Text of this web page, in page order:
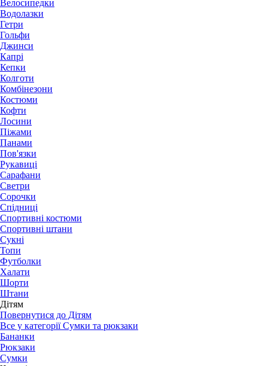
Велосипедки
Водолазки
Гетри
Гольфи
Джинси
Капрі
Кепки
Колготи
Комбінезони
Костюми
Кофти
Лосини
Піжами
Панами
Пов'язки
Рукавиці
Сарафани
Светри
Сорочки
Спідниці
Спортивні костюми
Спортивні штани
Сукні
Топи
Футболки
Халати
Шорти
Штани
Дітям
Повернутися до Дітям
Все у категорії Сумки та рюкзаки
Бананки
Рюкзаки
Сумки